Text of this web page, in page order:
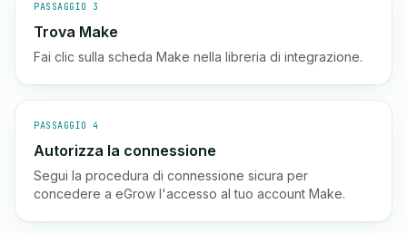
PASSAGGIO 3
Trova Make
Fai clic sulla scheda Make nella libreria di integrazione.
PASSAGGIO 4
Autorizza la connessione
Segui la procedura di connessione sicura per
concedere a eGrow l'accesso al tuo account Make.